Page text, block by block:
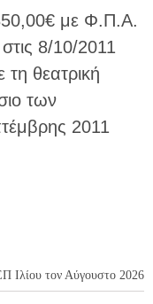
με Φ.Π.Α.
8/10/2011
θεατρική
των
2011
Ιλίου τον Αύγουστο 2026